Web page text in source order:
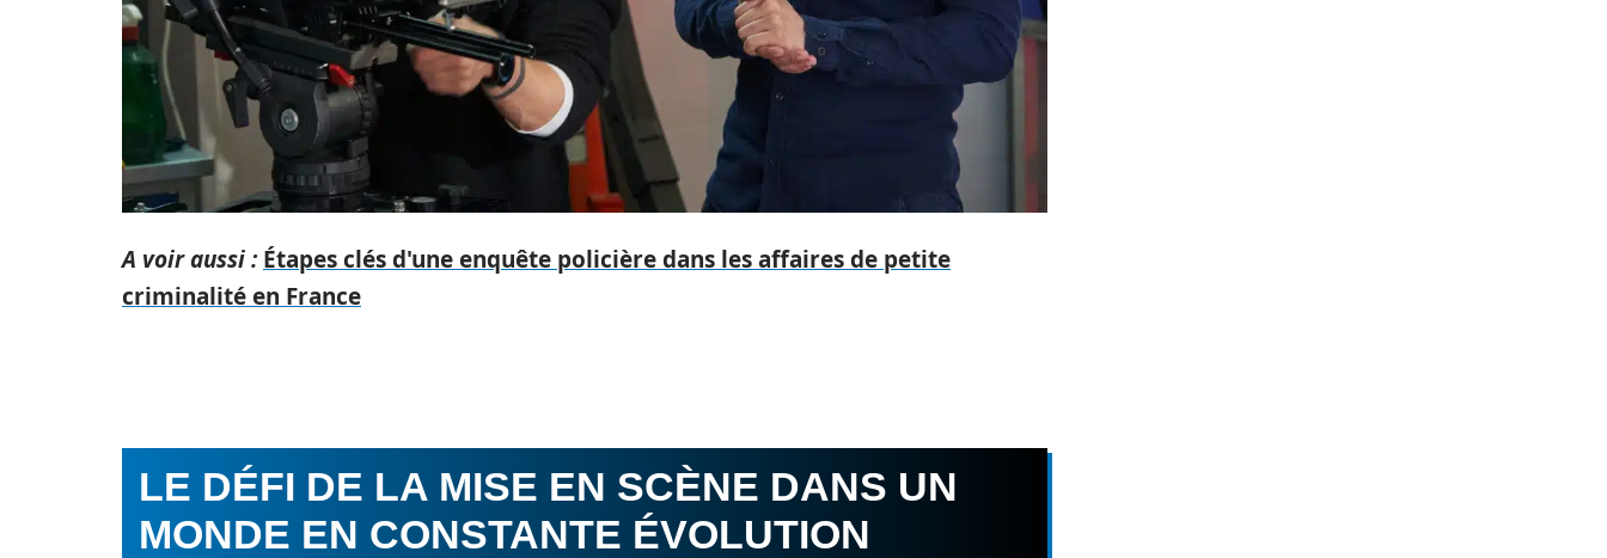
A voir aussi : Étapes clés d'une enquête policière dans les affaires de petite
criminalité en France
LE DÉFI DE LA MISE EN SCÈNE DANS UN
MONDE EN CONSTANTE ÉVOLUTION